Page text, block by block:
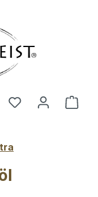
Du hast 0